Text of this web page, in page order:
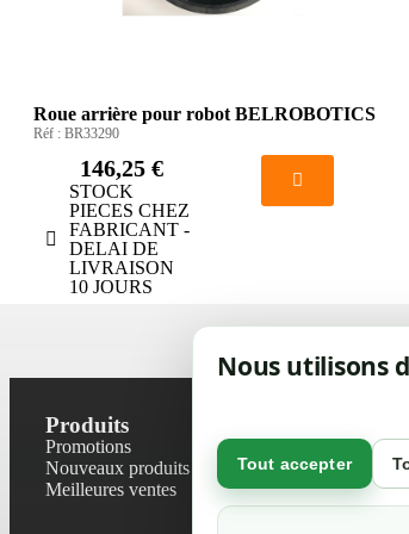
Nous utilisons
Tout accepter
Roue arrière pour robot BELROBOTICS
Réf : BR33290
146,25 €
STOCK
PIECES CHEZ
FABRICANT -
DELAI DE
LIVRAISON
10 JOURS
Produits
Promotions
Nouveaux produits
Meilleures ventes